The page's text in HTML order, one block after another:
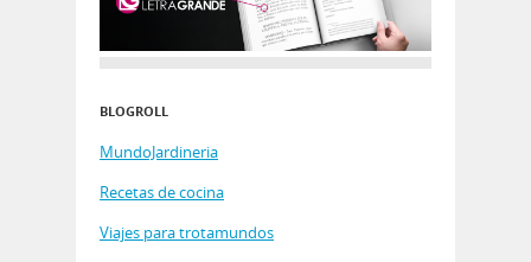
BLOGROLL
MundoJardineria
Recetas de cocina
Viajes para trotamundos